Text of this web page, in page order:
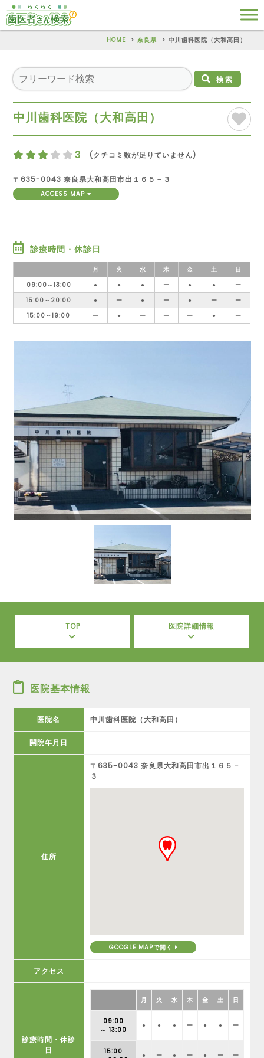
HOME 奈良県 中川歯科医院（大和高田）
検索
中川歯科医院（大和高田）
3 (クチコミ数が足りていません)
〒635-0043 奈良県大和高田市出１６５－３
ACCESS MAP
診療時間・休診日
月 火 水 木 金 土
日
09:00～13:00
● ● ● ー ● ●
ー
15:00～20:00
● ー ● ー ● ー
ー
15:00～19:00
ー ● ー ー ー ● ー
TOP 医院詳細情報
医院基本情報
医院名 中川歯科医院（大和高田）
開院年月日
住所
〒635-0043 奈良県大和高田市出１６５－
３
GOOGLE MAPで開く
アクセス
診療時間・休診
日
月 火 水 木 金 土 日
09:00
～ 13:00
● ● ● ー ● ● ー
15:00
● ー ● ー ● ー ー